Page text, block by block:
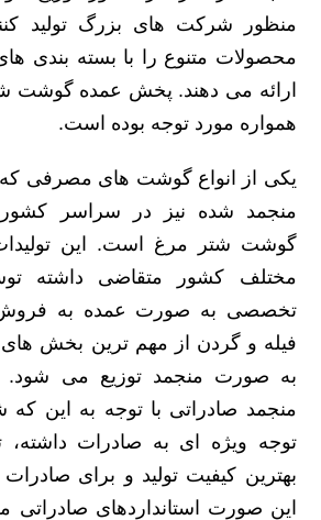
منظور شرکت های بزرگ تولید
محصولات متنوع را با بسته بندی
ارائه می دهند. پخش عمده گوشت
همواره مورد توجه بوده است.
یکی از انواع گوشت های مصرفی
منجمد شده نیز در سراسر
گوشت شتر مرغ است. این
مختلف کشور متقاضی داشته
تخصصی به صورت عمده به
فیله و گردن از مهم ترین بخش
به صورت منجمد توزیع می
منجمد صادراتی با توجه به این
توجه ویژه ای به صادرات داشته،
بهترین کیفیت تولید و برای صادرات
این صورت استانداردهای صادراتی